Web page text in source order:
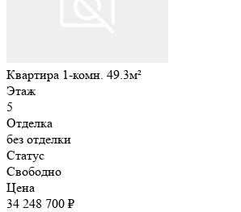
Квартира 1-комн. 49.3м²
Этаж
5
Отделка
без отделки
Статус
Свободно
Цена
34 248 700 ₽